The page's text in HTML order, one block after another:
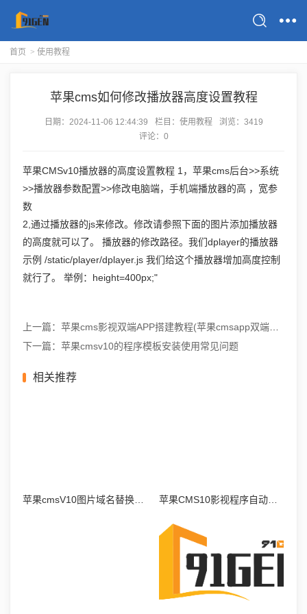
首页 > 使用教程
苹果cms如何修改播放器高度设置教程
日期： 2024-11-06 12:44:39 栏目： 使用教程
浏览：3419
评论：0
苹果CMSv10播放器的高度设置教程 1，苹果cms后台>>系统
>>播放器参数配置>>修改电脑端，手机端播放器的高 ，宽参
数
2,通过播放器的js来修改。修改请参照下面的图片添加播放器
的高度就可以了。 播放器的修改路径。我们dplayer的播放器
示例 /static/player/dplayer.js 我们给这个播放器增加高度控制
就行了。 举例：height=400px;"
下一篇：苹果cmsv10的程序模板安装使用常见问题
相关推荐
苹果CMS10影视程序自动采集教程